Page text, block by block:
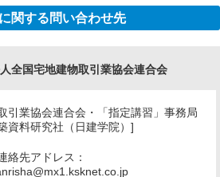
関する問い合わせ先
全国宅地建物取引業協会連合会
引業協会連合会・「指定講習」事務局
資料研究社（日建学院）]
絡先アドレス：